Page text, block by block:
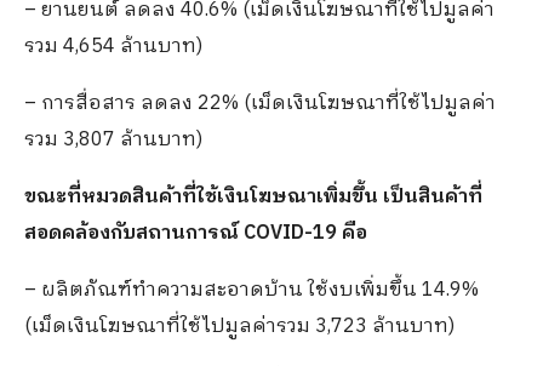
– ยานยนต์ ลดลง 40.6% (เม็ดเงินโฆษณาที่ใช้ไปมูลค่า
รวม 4,654 ล้านบาท)
– การสื่อสาร ลดลง 22% (เม็ดเงินโฆษณาที่ใช้ไปมูลค่า
รวม 3,807 ล้านบาท)
ขณะที่หมวดสินค้าที่ใช้เงินโฆษณาเพิ่มขึ้น เป็นสินค้าที่
สอดคล้องกับสถานการณ์COVID-19 คือ
– ผลิตภัณฑ์ทำความสะอาดบ้าน ใช้งบเพิ่มขึ้น 14.9%
(เม็ดเงินโฆษณาที่ใช้ไปมูลค่ารวม 3,723 ล้านบาท)